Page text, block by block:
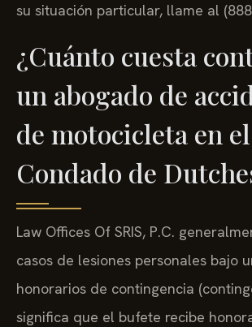
su situación particular, llame al
¿Cuánto cuesta
un abogado de
de motocicleta en el
Condado de
Law Offices Of SRIS, P.C.
casos de lesiones personales bajo
honorarios de contingencia
significa que el bufete recibe